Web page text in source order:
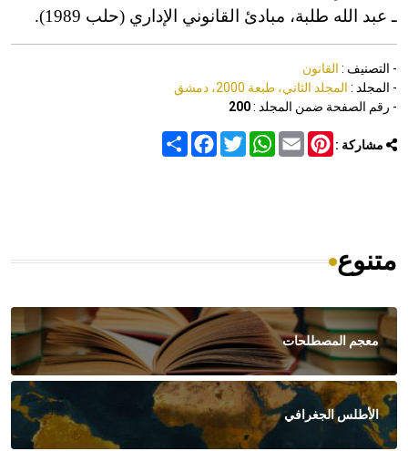
ـ عبد الله طلبة، مبادئ القانوني الإداري (حلب 1989).
- التصنيف : القانون
- المجلد : المجلد الثاني، طبعة 2000، دمشق
- رقم الصفحة ضمن المجلد :200
مشاركة : Share
FacebookTwitter
WhatsAppEmail
Pinterest
متنوع
معجم المصطلحات
الأطلس الجغرافي